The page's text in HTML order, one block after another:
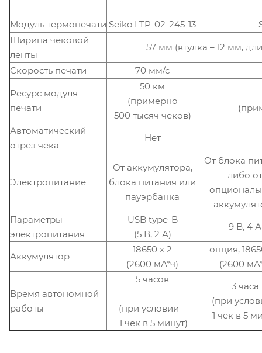
Модуль термопечати Seiko LTP-02-245-13
Ширина чековой
ленты
57 мм (втулка – 12 мм,
Скорость печати 70 мм/с
Ресурс модуля
печати
50 км
(примерно
500 тысяч чеков)
Автоматический
отрез чека
Нет
Электропитание
От аккумулятора,
блока питания или
пауэрбанка
От блока
либо от
Параметры
электропитания
USB type-B
(5 В, 2 А)
9 В, 4 А
Аккумулятор
18650 х 2
(2600 мА*ч)
опция,
(2600
Время автономной
работы
5 часов
(при условии –
1 чек в 5 минут)
3 часа
(при
1 чек в 5